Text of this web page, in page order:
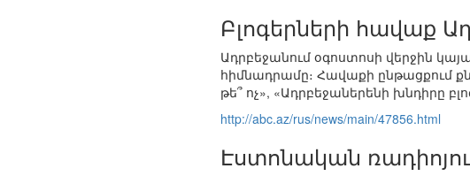
Բլոգերների հավաք
Ադրբեջանում օգոստոսի վերջին
հիմնադրամը։ Հավաքի ընթացքում
թե՞ ոչ», «Ադրբեջաներենի խնդիրը
http://abc.az/rus/news/main/47856.html
Էստոնական